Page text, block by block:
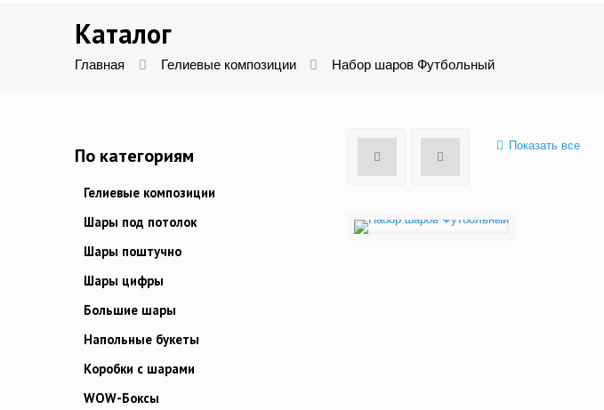
Каталог
Главная Гелиевые композиции Набор шаров Футбольный
Показать все
По категориям
Гелиевые композиции
Шары под потолок
Шары поштучно
Шары цифры
Большие шары
Напольные букеты
Коробки с шарами
WOW-Боксы